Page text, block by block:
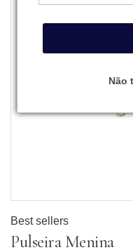
Não
Best sellers
Pulseira Menina